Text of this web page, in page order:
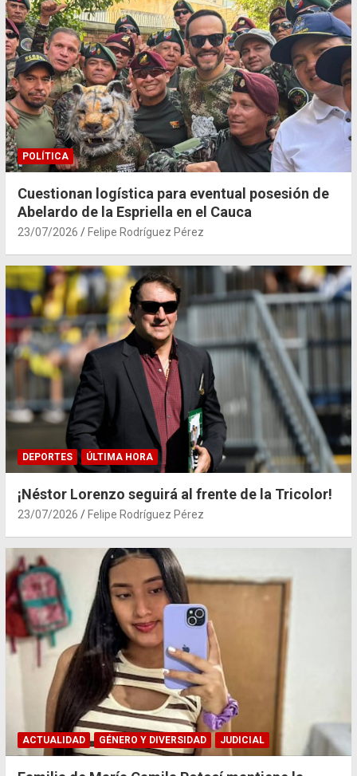
POLÍTICA
Cuestionan logística para eventual posesión de
Abelardo de la Espriella en el Cauca
23/07/2026 Felipe Rodríguez Pérez
DEPORTES ÚLTIMA HORA
¡Néstor Lorenzo seguirá al frente de la Tricolor!
23/07/2026 Felipe Rodríguez Pérez
ACTUALIDAD GÉNERO Y DIVERSIDAD JUDICIAL